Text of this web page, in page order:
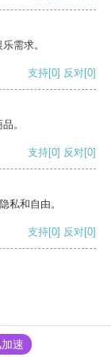
需求。
支持[0] 反对[0]
。
支持[0] 反对[0]
私和自由。
支持[0] 反对[0]
速